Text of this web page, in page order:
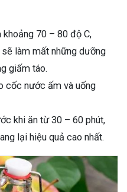
70 – 80 độ C,
làm mất những dưỡng
giấm táo.
cốc nước ấm và uống
khi ăn từ 30 – 60 phút,
lại hiệu quả cao nhất.